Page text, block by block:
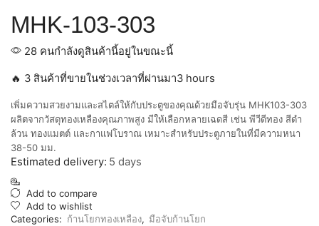
MHK-103-303
28 คนกำลังดูสินค้านี้อยู่ในขณะนี้
🔥 3 สินค้าที่ขายในช่วงเวลาที่ผ่านมา3 hours
เพิ่มความสวยงามและสไตล์ให้กับประตูของคุณด้วยมือจับรุ่น MHK103-303
ผลิตจากวัสดุทองเหลืองคุณภาพสูง มีให้เลือกหลายเฉดสี เช่น พีวีดีทอง สีดำ
ล้วน ทองแมตต์ และกาแฟโบราณ เหมาะสำหรับประตูภายในที่มีความหนา
38-50 มม.
Estimated delivery: 5 days
Add to compare
Add to wishlist
Categories: ก้านโยกทองเหลือง, มือจับก้านโยก